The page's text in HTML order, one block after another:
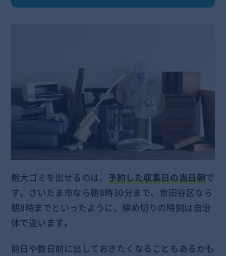
粗大ゴミを出せるのは、予約した収集日の当日朝で
す。さいたま市なら朝8時30分まで、世田谷区なら
朝8時までといったように、締め切りの時刻は自治
体で違います。
前日や数日前に出しておきたくなることもあるかも